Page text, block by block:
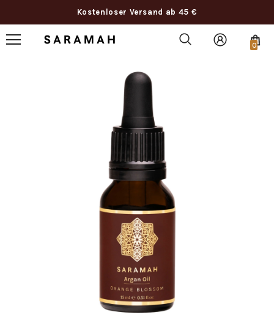
Kostenloser Versand ab 45 €
0